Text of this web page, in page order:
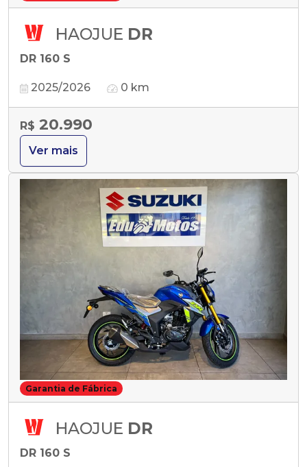
HAOJUE DR
DR 160 S
2025/2026 0 km
R$ 20.990
Ver mais
Garantia de Fábrica
HAOJUE DR
DR 160 S